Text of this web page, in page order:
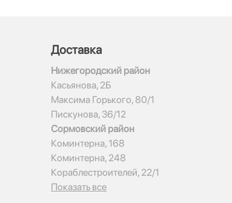
Доставка
Нижегородский район
Касьянова, 2Б
Максима Горького, 80/1
Пискунова, 36/12
Сормовский район
Коминтерна, 168
Коминтерна, 248
Кораблестроителей, 22/1
Показать все